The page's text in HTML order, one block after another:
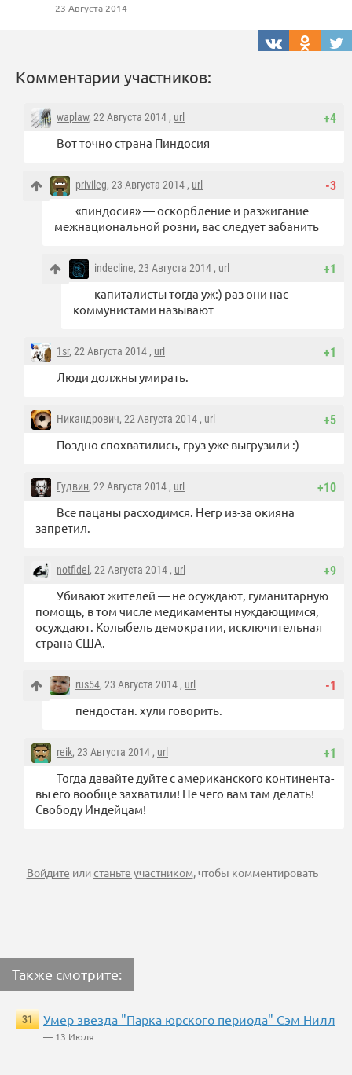
23 Августа 2014
Комментарии участников:
+4
waplaw, 22 Августа 2014 , url
Вот точно страна Пиндосия
-3
privileg, 23 Августа 2014 , url
«пиндосия» — оскорбление и разжигание
межнациональной розни, вас следует забанить
+1
indecline, 23 Августа 2014 , url
капиталисты тогда уж:) раз они нас
коммунистами называют
+1
1sr, 22 Августа 2014 , url
Люди должны умирать.
+5
Никандрович, 22 Августа 2014 , url
Поздно спохватились, груз уже выгрузили :)
+10
Гудвин, 22 Августа 2014 , url
Все пацаны расходимся. Негр из-за окияна
запретил.
+9
notfidel , 22 Августа 2014 , url
Убивают жителей — не осуждают, гуманитарную
помощь, в том числе медикаменты нуждающимся,
осуждают. Колыбель демократии, исключительная
страна США.
-1
rus54, 23 Августа 2014 , url
пендостан. хули говорить.
+1
reik, 23 Августа 2014 , url
Тогда давайте дуйте с американского континента-
вы его вообще захватили! Не чего вам там делать!
Свободу Индейцам!
Войдите илистаньте участником, чтобы комментировать
Также смотрите:
31 Умер звезда "Парка юрского периода" Сэм Нилл
— 13 Июля